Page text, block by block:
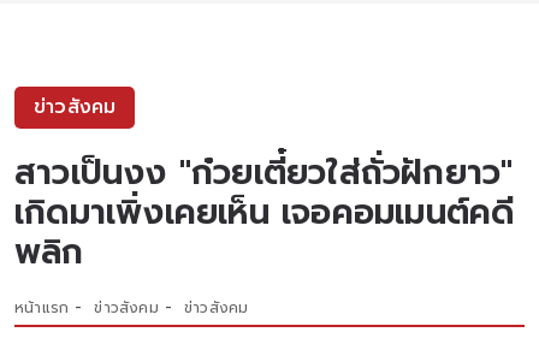
ข่าวสังคม
สาวเป็นงง "ก๋วยเตี๋ยวใส่ถั่วฝักยาว"
เกิดมาเพิ่งเคยเห็น เจอคอมเมนต์คดี
พลิก
หน้าแรก ข่าวสังคม ข่าวสังคม